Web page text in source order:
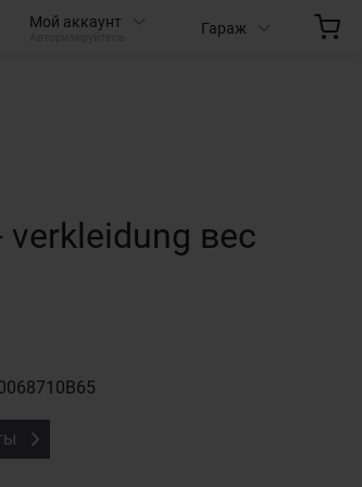
Мой аккаунт Гараж
verkleidung вес